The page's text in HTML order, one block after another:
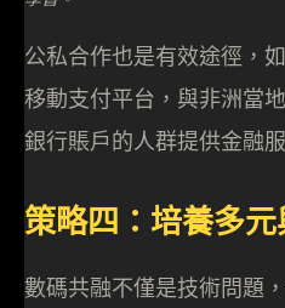
公私合作也是有效途徑，
移動支付平台，與非洲當
銀行賬戶的人群提供金融
策略四：培養多
數碼共融不僅是技術問題